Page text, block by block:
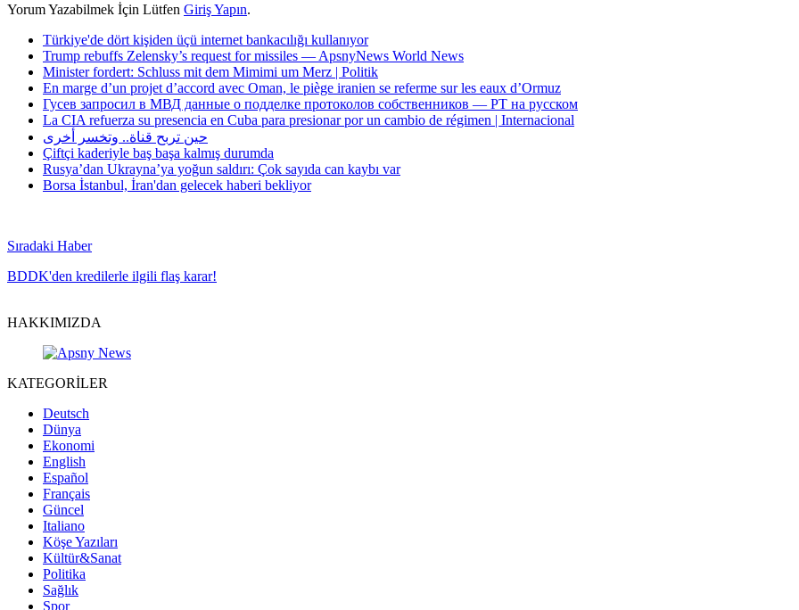
Yorum Yazabilmek İçin Lütfen Giriş Yapın.
Türkiye'de dört kişiden üçü internet bankacılığı kullanıyor
Trump rebuffs Zelensky’s request for missiles — ApsnyNews World News
Minister fordert: Schluss mit dem Mimimi um Merz | Politik
En marge d’un projet d’accord avec Oman, le piège iranien se referme sur les eaux d’Ormuz
Гусев запросил в МВД данные о подделке протоколов собственников — РТ на русском
La CIA refuerza su presencia en Cuba para presionar por un cambio de régimen | Internacional
حين تربح قناة.. وتخسر أخرى
Çiftçi kaderiyle baş başa kalmış durumda
Rusya’dan Ukrayna’ya yoğun saldırı: Çok sayıda can kaybı var
Borsa İstanbul, İran'dan gelecek haberi bekliyor
Sıradaki Haber
BDDK'den kredilerle ilgili flaş karar!
HAKKIMIZDA
KATEGORİLER
Deutsch
Dünya
Ekonomi
English
Español
Français
Güncel
Italiano
Köşe Yazıları
Kültür&Sanat
Politika
Sağlık
Spor